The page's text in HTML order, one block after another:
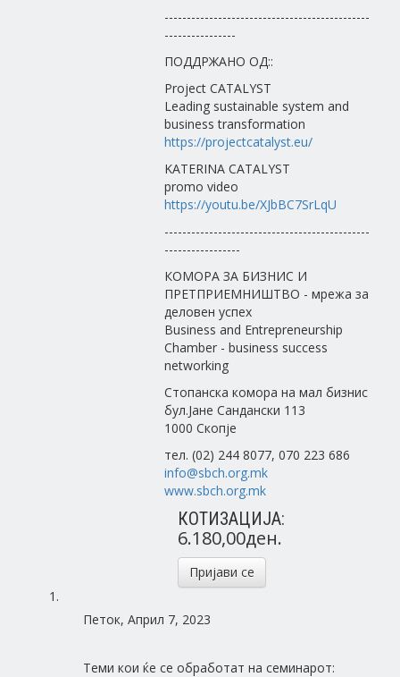
----------------------------------------------
----------------
ПОДДРЖАНО ОД::
Project CATALYST
Leading sustainable system and
business transformation
https://projectcatalyst.eu/
KATERINA CATALYST
promo video
https://youtu.be/XJbBC7SrLqU
----------------------------------------------
-----------------
КОМОРА ЗА БИЗНИС И
ПРЕТПРИЕМНИШТВО - мрежа за
деловен успех
Business and Entrepreneurship
Chamber - business success
networking
Стопанска комора на мал бизнис
бул.Јане Сандански 113
1000 Скопје
тел. (02) 244 8077, 070 223 686
info@sbch.org.mk
www.sbch.org.mk
КОТИЗАЦИЈА:
6.180,00ден.
Пријави се
Петок, Април 7, 2023
Теми кои ќе се обработат на семинарот: